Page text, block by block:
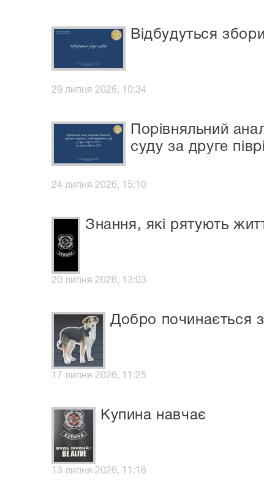
Відбудуться
29 липня 2026, 10:34
Порівняльний
суду за друге
24 липня 2026, 15:10
Знання, які рятують
20 липня 2026, 13:03
Добро починається
17 липня 2026, 11:25
Купина навчає
13 липня 2026, 11:16